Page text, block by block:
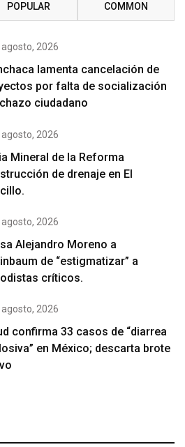
POPULAR COMMON
agosto, 2026
lamenta cancelación de
por falta de socialización
ciudadano
agosto, 2026
Mineral de la Reforma
de drenaje en El
agosto, 2026
Alejandro Moreno a
de “estigmatizar” a
críticos.
agosto, 2026
confirma 33 casos de “diarrea
en México; descarta brote